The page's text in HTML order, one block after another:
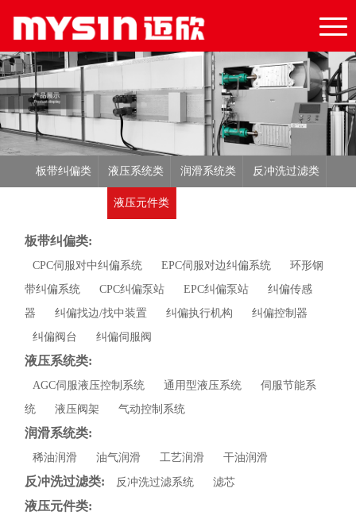
板带纠偏类 液压系统类 润滑系统类 反冲洗过滤类
液压元件类
板带纠偏类:
CPC伺服对中纠偏系统 EPC伺服对边纠偏系统
环形钢
带纠偏系统
CPC纠偏泵站 EPC纠偏泵站
纠偏传感
器
纠偏找边/找中装置 纠偏执行机构
纠偏控制器
纠偏阀台
纠偏伺服阀
液压系统类:
AGC伺服液压控制系统 通用型液压系统
伺服节能系
统
液压阀架 气动控制系统
润滑系统类:
稀油润滑 油气润滑 工艺润滑 干油润滑
反冲洗过滤类: 反冲洗过滤系统 滤芯
液压元件类: